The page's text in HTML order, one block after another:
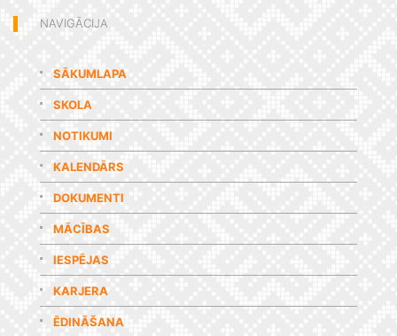
NAVIGĀCIJA
SĀKUMLAPA
SKOLA
NOTIKUMI
KALENDĀRS
DOKUMENTI
MĀCĪBAS
IESPĒJAS
KARJERA
ĒDINĀŠANA